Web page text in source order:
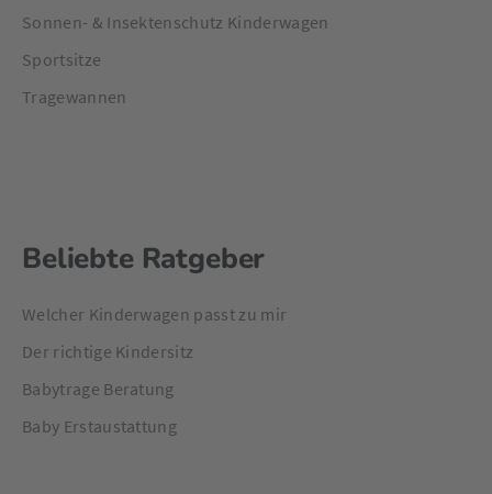
Sonnen- & Insektenschutz Kinderwagen
Sportsitze
Tragewannen
Beliebte Ratgeber
Welcher Kinderwagen passt zu mir
Der richtige Kindersitz
Babytrage Beratung
Baby Erstaustattung